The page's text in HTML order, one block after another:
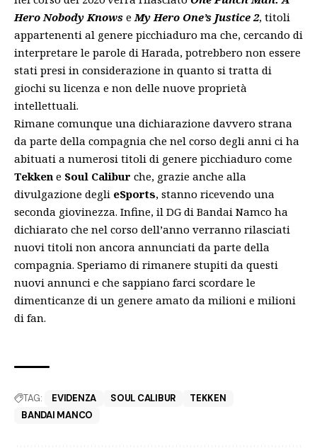
Hero Nobody Knows eMy Hero One’s Justice 2, titoli
appartenenti al genere picchiaduro ma che, cercando di
interpretare le parole di Harada, potrebbero non essere
stati presi in considerazione in quanto si tratta di
giochi su licenza e non delle nuove proprietà
intellettuali.
Rimane comunque una dichiarazione davvero strana
da parte della compagnia che nel corso degli anni ci ha
abituati a numerosi titoli di genere picchiaduro come
Tekken e Soul Calibur che, grazie anche alla
divulgazione degli eSports, stanno ricevendo una
seconda giovinezza. Infine, il DG di Bandai Namco ha
dichiarato che nel corso dell’anno verranno rilasciati
nuovi titoli non ancora annunciati da parte della
compagnia. Speriamo di rimanere stupiti da questi
nuovi annunci e che sappiano farci scordare le
dimenticanze di un genere amato da milioni e milioni
di fan.
TAG: EVIDENZA SOUL CALIBUR
TEKKEN
BANDAI MANCO